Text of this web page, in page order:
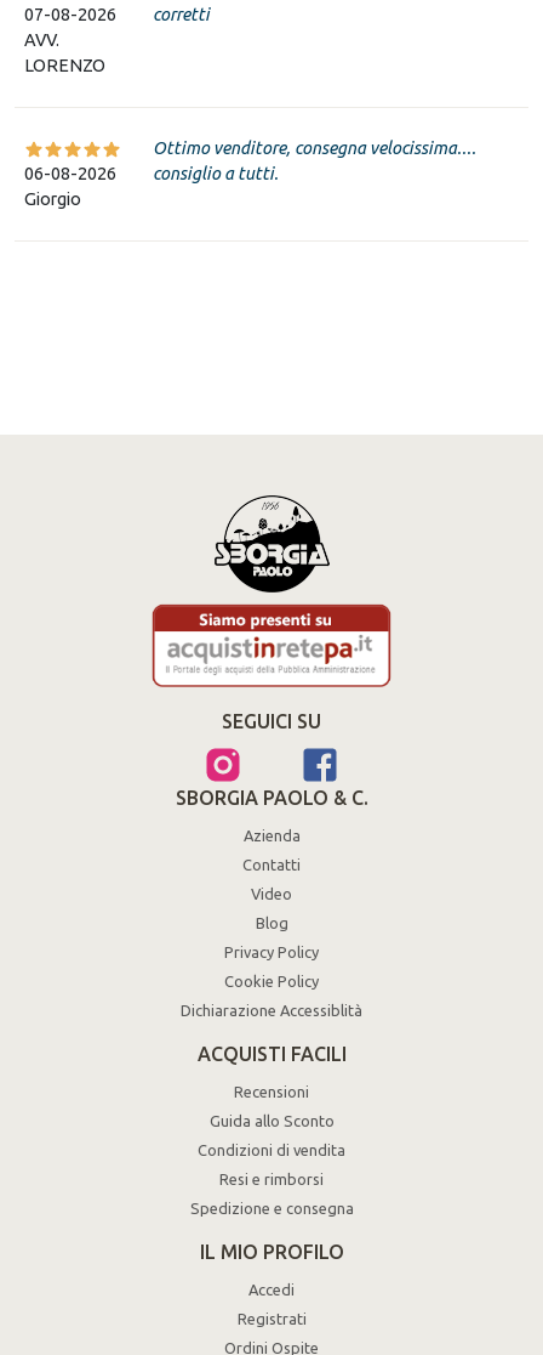
07-08-2026
AVV.
LORENZO
corretti
06-08-2026
Giorgio
Ottimo venditore, consegna velocissima....
consiglio a tutti.
SEGUICI SU
SBORGIA PAOLO & C.
Azienda
Contatti
Video
Blog
Privacy Policy
Cookie Policy
Dichiarazione Accessiblità
ACQUISTI FACILI
Recensioni
Guida allo Sconto
Condizioni di vendita
Resi e rimborsi
Spedizione e consegna
IL MIO PROFILO
Accedi
Registrati
Ordini Ospite